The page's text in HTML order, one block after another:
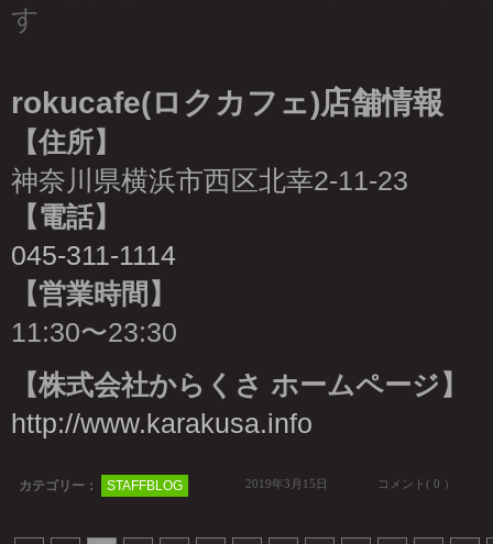
す
rokucafe(ロクカフェ)店舗情報
【住所】
神奈川県横浜市西区北幸2-11-23
【電話】
045-311-1114
【営業時間】
11:30〜23:30
【株式会社からくさ ホームページ】
http://www.karakusa.info
カテゴリー： STAFFBLOG 2019年3月15日 コメント( 0 ）